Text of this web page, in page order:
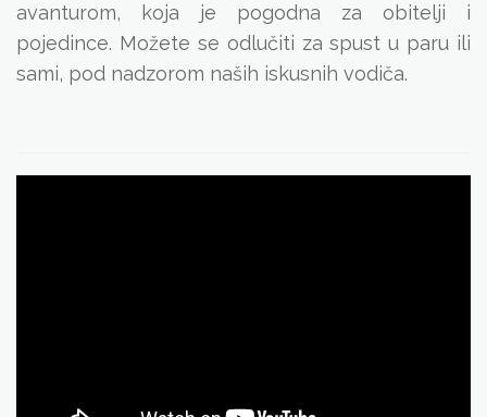
avanturom, koja je pogodna za obitelji i
pojedince. Možete se odlučiti za spust u paru ili
sami, pod nadzorom naših iskusnih vodiča.